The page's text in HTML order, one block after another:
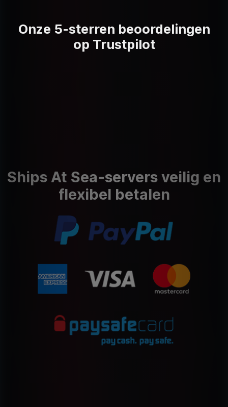
Onze 5-sterren beoordelingen
op Trustpilot
Ships At Sea-servers veilig en
flexibel betalen